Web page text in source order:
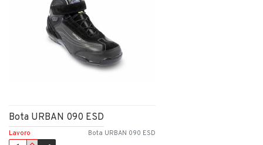
Lavoro Bota URBAN 090 ESD
Bota URBAN 090 ESD